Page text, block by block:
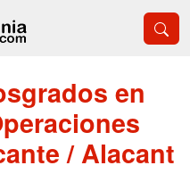
en
/ Alacant